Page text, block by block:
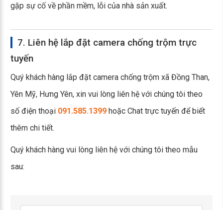
gặp sự cố về phần mềm, lỗi của nhà sản xuất.
7. Liên hệ lắp đặt camera chống trộm trực
tuyến
Quý khách hàng lắp đặt camera chống trộm xã Đồng Than,
Yên Mỹ, Hưng Yên, xin vui lòng liên hệ với chúng tôi theo
số điện thoại 091.585.1399 hoặc Chat trực tuyến để biết
thêm chi tiết.
Quý khách hàng vui lòng liên hệ với chúng tôi theo mẫu
sau: